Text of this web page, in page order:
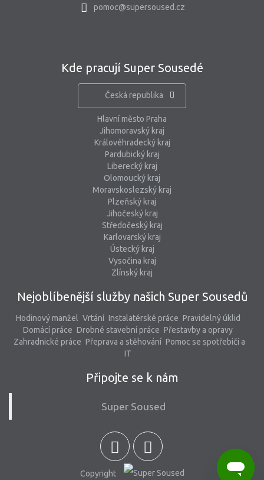
pomoc@supersoused.cz
Kde pracují Super Sousedé
Česká republika
Hlavní město Praha
Jihomoravský kraj
Královéhradecký kraj
Pardubický kraj
Liberecký kraj
Olomoucký kraj
Moravskoslezský kraj
Plzeňský kraj
Jihočeský kraj
Středočeský kraj
Karlovarský kraj
Ústecký kraj
Vysočina kraj
Zlínský kraj
Nejoblíbenější služby našich Super Sousedů
Hodinový manžel Vrtání Instalatérské práce Pravidelný úklid
Domácí práce Drobné stavební práce Přestavby a opravy
Zahradnické práce Přeprava a stěhování Pomoc se spotřebiči a
IT
Připojte se k nám
Super Soused
Copyright